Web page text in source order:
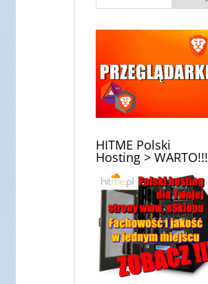
HITME Polski
Hosting > WARTO!!!